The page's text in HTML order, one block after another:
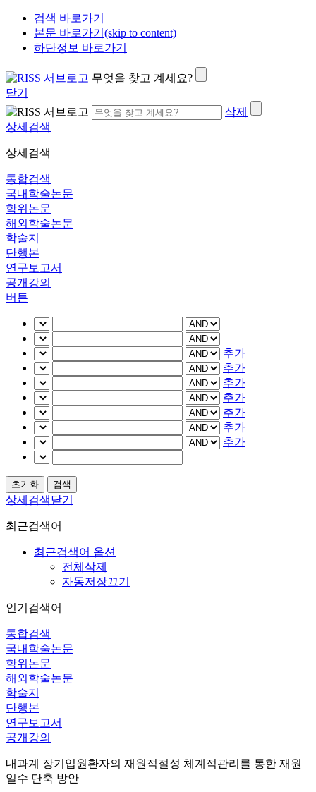
검색 바로가기
본문 바로가기(skip to content)
하단정보 바로가기
무엇을 찾고 계세요?
닫기
삭제
상세검색
상세검색
통합검색
국내학술논문
학위논문
해외학술논문
학술지
단행본
연구보고서
공개강의
버튼
추가
추가
추가
추가
추가
추가
추가
상세검색닫기
최근검색어
최근검색어 옵션
전체삭제
자동저장끄기
인기검색어
통합검색
국내학술논문
학위논문
해외학술논문
학술지
단행본
연구보고서
공개강의
내과계 장기입원환자의 재원적절성 체계적관리를 통한 재원
일수 단축 방안